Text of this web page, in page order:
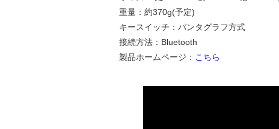
重量：約370g(予定)
キースイッチ：パンタグラフ方式
接続方法：Bluetooth
製品ホームページ： こちら